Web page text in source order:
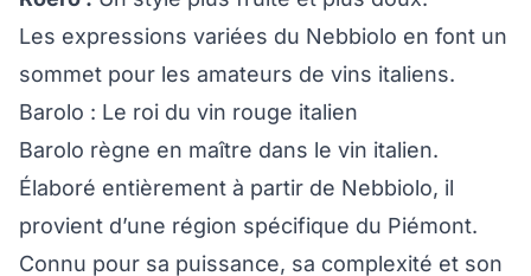
Les expressions variées du Nebbiolo en font un
sommet pour les amateurs de vins italiens.
Barolo : Le roi du vin rouge italien
Barolo règne en maître dans le vin italien.
Élaboré entièrement à partir de Nebbiolo, il
provient d’une région spécifique du Piémont.
Connu pour sa puissance, sa complexité et son